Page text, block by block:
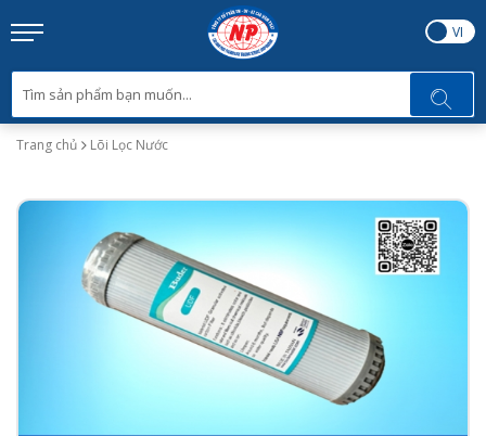
EN VI
Trang chủ Lõi Lọc Nước